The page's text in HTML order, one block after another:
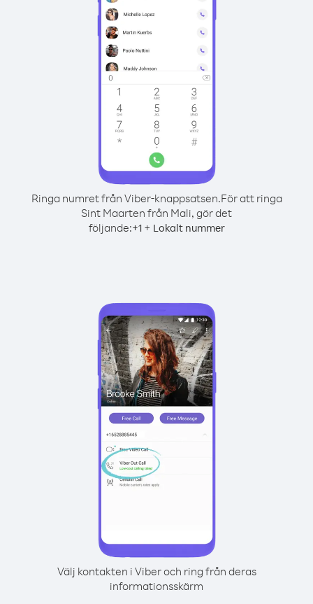
Ringa numret från Viber-knappsatsen.För att ringa
Sint Maarten från Mali, gör det
följande:+1+ Lokalt nummer
Välj kontakten i Viber och ring från deras
informationsskärm